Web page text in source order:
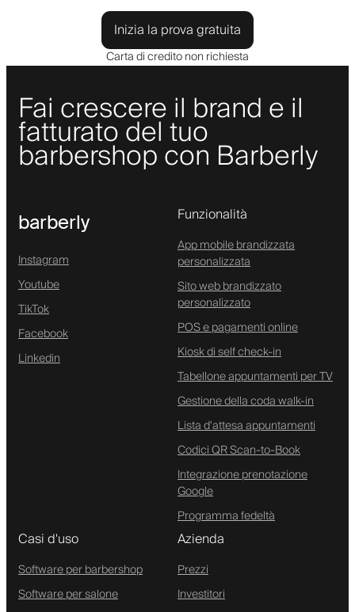
Inizia la prova gratuita
Carta di credito non richiesta
Fai crescere il brand e il
fatturato del tuo
barbershop con Barberly
barberly
Instagram
Youtube
TikTok
Facebook
Linkedin
Funzionalità
App mobile brandizzata
personalizzata
Sito web brandizzato
personalizzato
POS e pagamenti online
Kiosk di self check-in
Tabellone appuntamenti per TV
Gestione della coda walk-in
Lista d'attesa appuntamenti
Codici QR Scan-to-Book
Integrazione prenotazione
Google
Programma fedeltà
Casi d'uso
Software per barbershop
Software per salone
Azienda
Prezzi
Investitori